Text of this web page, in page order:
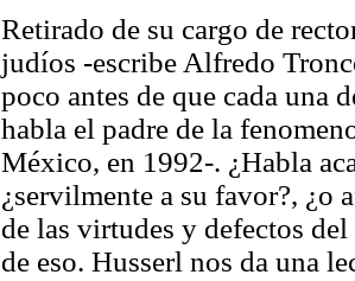
Retirado de su cargo de
judíos -escribe Alfredo
poco antes de que cada una
habla el padre de la
México, en 1992-. ¿Habla
¿servilmente a su favor?, ¿o
de las virtudes y defectos
de eso. Husserl nos da una